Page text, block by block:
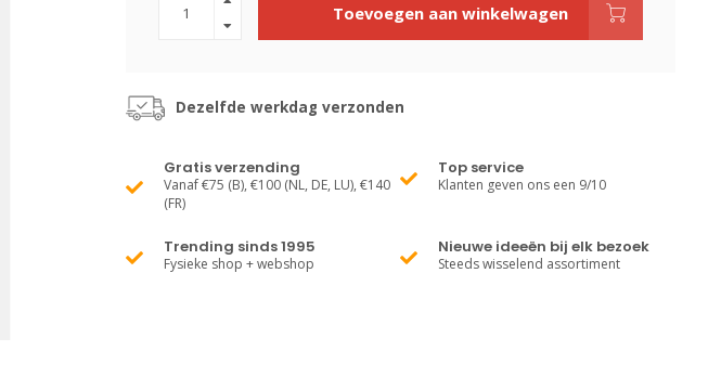
Toevoegen aan winkelwagen
Dezelfde werkdag verzonden
Gratis verzending
Vanaf €75 (B), €100 (NL, DE, LU), €140
(FR)
Top service
Klanten geven ons een 9/10
Trending sinds 1995
Fysieke shop + webshop
Nieuwe ideeën bij elk bezoek
Steeds wisselend assortiment